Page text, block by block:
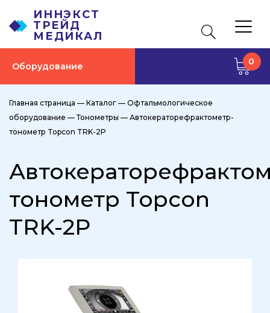
ИННЭКСТ
ТРЕЙД
МЕДИКАЛ
0
Оборудование
Главная страница — Каталог — Офтальмологическое
оборудование — Тонометры — Автокераторефрактометр-
тонометр Topcon TRK-2P
тонометр Topcon
TRK-2P